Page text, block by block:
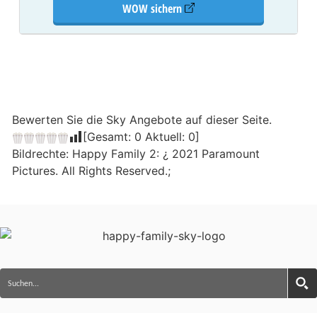
WOW sichern
Bewerten Sie die Sky Angebote auf dieser Seite.
[Gesamt: 0 Aktuell: 0]
Bildrechte: Happy Family 2: ¿ 2021 Paramount
Pictures. All Rights Reserved.;